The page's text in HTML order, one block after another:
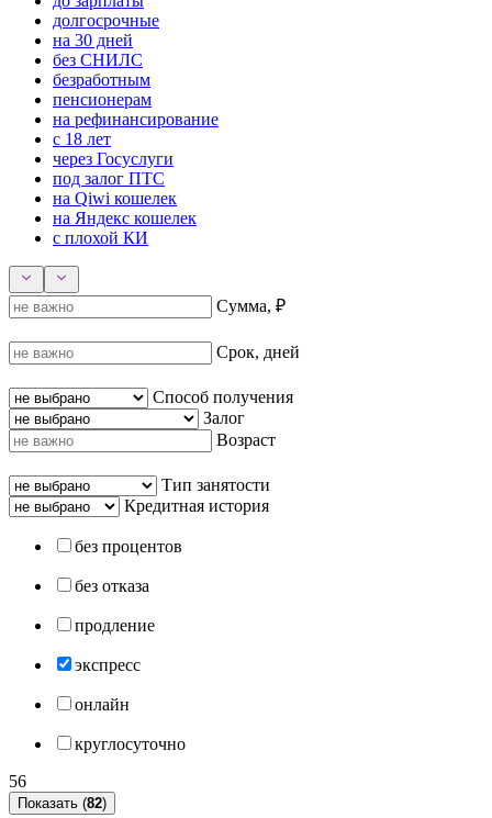
долгосрочные
на 30 дней
без СНИЛС
безработным
пенсионерам
на рефинансирование
с 18 лет
через Госуслуги
под залог ПТС
на Qiwi кошелек
на Яндекс кошелек
с плохой КИ
Сумма, ₽
Срок, дней
Способ получения
Залог
Возраст
Тип занятости
Кредитная история
без процентов
без отказа
продление
экспресс
онлайн
круглосуточно
56
Показать (82)